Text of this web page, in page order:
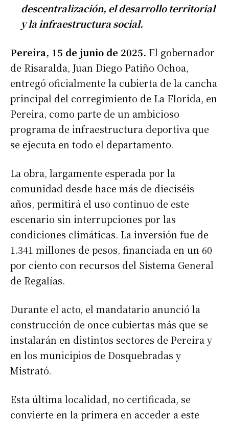
descentralización, el desarrollo territorial
y la infraestructura social.
Pereira, 15 de junio de 2025. El gobernador
de Risaralda, Juan Diego Patiño Ochoa,
entregó oficialmente la cubierta de la cancha
principal del corregimiento de La Florida, en
Pereira, como parte de un ambicioso
programa de infraestructura deportiva que
se ejecuta en todo el departamento.
La obra, largamente esperada por la
comunidad desde hace más de dieciséis
años, permitirá el uso continuo de este
escenario sin interrupciones por las
condiciones climáticas. La inversión fue de
1.341 millones de pesos, financiada en un 60
por ciento con recursos del Sistema General
de Regalías.
Durante el acto, el mandatario anunció la
construcción de once cubiertas más que se
instalarán en distintos sectores de Pereira y
en los municipios de Dosquebradas y
Mistrató.
Esta última localidad, no certificada, se
convierte en la primera en acceder a este